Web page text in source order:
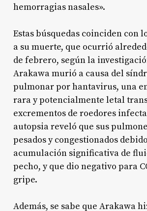
hemorragias nasales».
Estas búsquedas coinciden con
a su muerte, que ocurrió
de febrero, según la
Arakawa murió a causa del
pulmonar por hantavirus, una
rara y potencialmente letal
excrementos de roedores
autopsia reveló que sus
pesados y congestionados
acumulación significativa de
pecho, y que dio negativo para
gripe.
Además, se sabe que Arakawa